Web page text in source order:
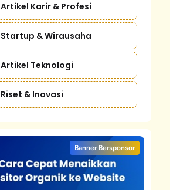
Artikel Karir & Profesi
Startup & Wirausaha
Artikel Teknologi
Riset & Inovasi
Banner Bersponsor